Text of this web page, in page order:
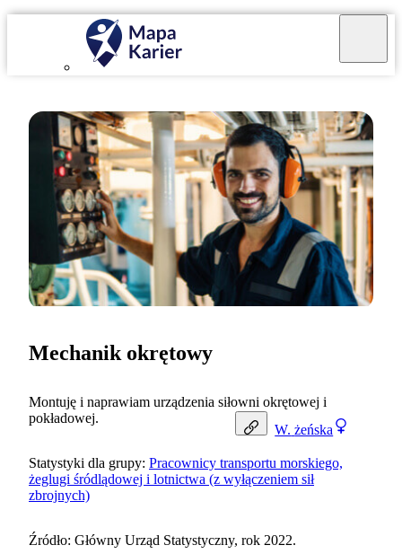
W. żeńska
Mechanik okrętowy
Montuję i naprawiam urządzenia siłowni okrętowej i
pokładowej.
Statystyki dla grupy: Pracownicy transportu morskiego,
żeglugi śródlądowej i lotnictwa (z wyłączeniem sił
zbrojnych)
Źródło: Główny Urząd Statystyczny, rok 2022.